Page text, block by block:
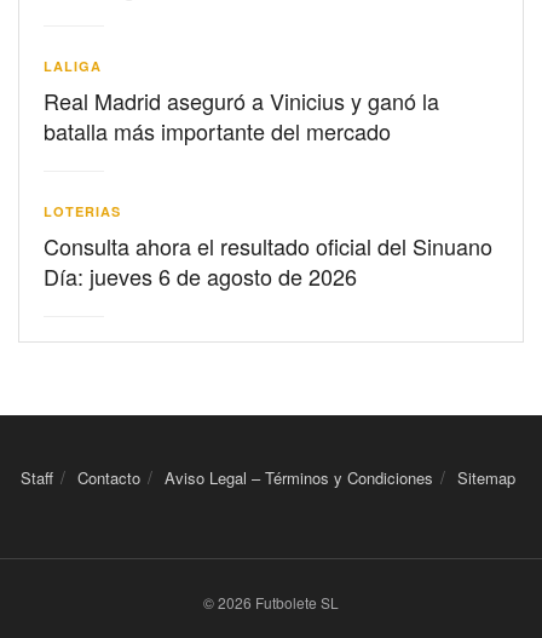
LALIGA
Real Madrid aseguró a Vinicius y ganó la
batalla más importante del mercado
LOTERIAS
Consulta ahora el resultado oficial del Sinuano
Día: jueves 6 de agosto de 2026
Staff Contacto Aviso Legal – Términos y Condiciones Sitemap
© 2026 Futbolete SL